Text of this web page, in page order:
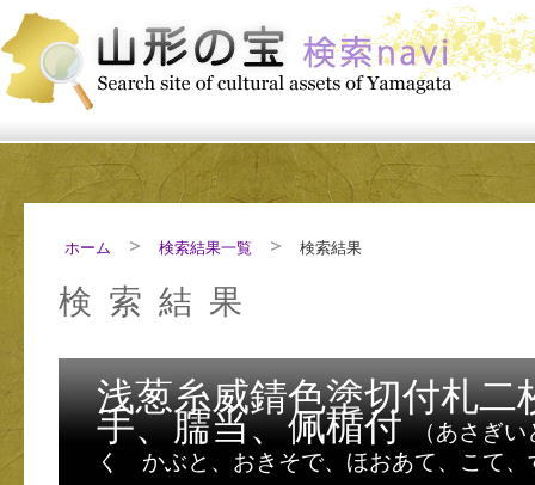
ホーム 検索結果一覧 検索結果
検索結果
浅葱糸威錆色塗切付札
手、臑当、佩楯付
（あさぎ
く かぶと、おきそで、ほおあて、こて、